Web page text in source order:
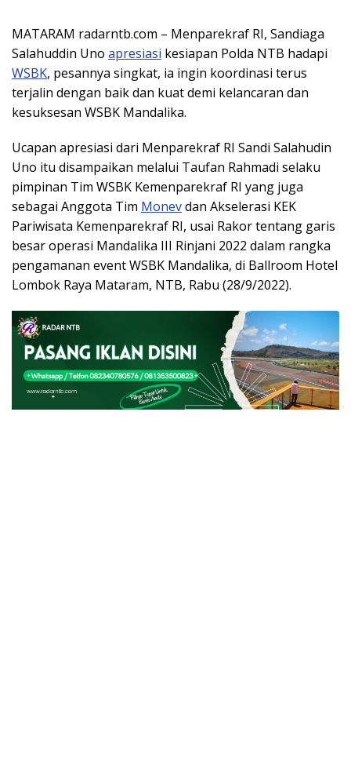
MATARAM radarntb.com – Menparekraf RI, Sandiaga
Salahuddin Uno apresiasi kesiapan Polda NTB hadapi
WSBK, pesannya singkat, ia ingin koordinasi terus
terjalin dengan baik dan kuat demi kelancaran dan
kesuksesan WSBK Mandalika.
Ucapan apresiasi dari Menparekraf RI Sandi Salahudin
Uno itu disampaikan melalui Taufan Rahmadi selaku
pimpinan Tim WSBK Kemenparekraf RI yang juga
sebagai Anggota Tim Monevdan Akselerasi KEK
Pariwisata Kemenparekraf RI, usai Rakor tentang garis
besar operasi Mandalika III Rinjani 2022 dalam rangka
pengamanan event WSBK Mandalika, di Ballroom Hotel
Lombok Raya Mataram, NTB, Rabu (28/9/2022).